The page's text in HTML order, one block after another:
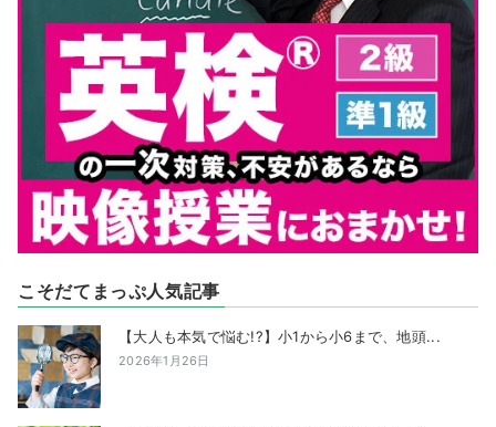
こそだてまっぷ人気記事
【大人も本気で悩む!?】小1から小6まで、地頭...
2026年1月26日